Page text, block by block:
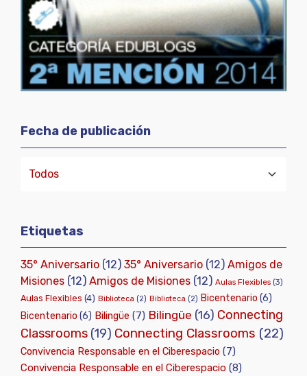
Fecha de publicación
Etiquetas
35° Aniversario (12) 35° Aniversario (12) Amigos de
Misiones (12) Amigos de Misiones (12) Aulas Flexibles (3)
Aulas Flexibles (4) Biblioteca (2) Biblioteca (2) Bicentenario (6)
Bicentenario (6) Bilingüe (7) Bilingüe (16) Connecting
Classrooms (19) Connecting Classrooms (22)
Convivencia Responsable en el Ciberespacio (7)
Convivencia Responsable en el Ciberespacio (8)